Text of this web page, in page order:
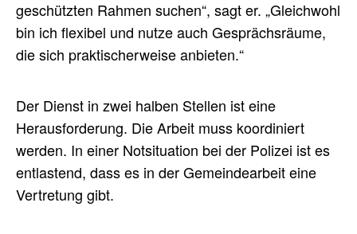
geschützten Rahmen suchen“, sagt er. „Gleichwohl
bin ich flexibel und nutze auch Gesprächsräume,
die sich praktischerweise anbieten.“
Der Dienst in zwei halben Stellen ist eine
Herausforderung. Die Arbeit muss koordiniert
werden. In einer Notsituation bei der Polizei ist es
entlastend, dass es in der Gemeindearbeit eine
Vertretung gibt.